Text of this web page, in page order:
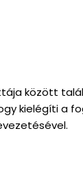
között
kielégíti a